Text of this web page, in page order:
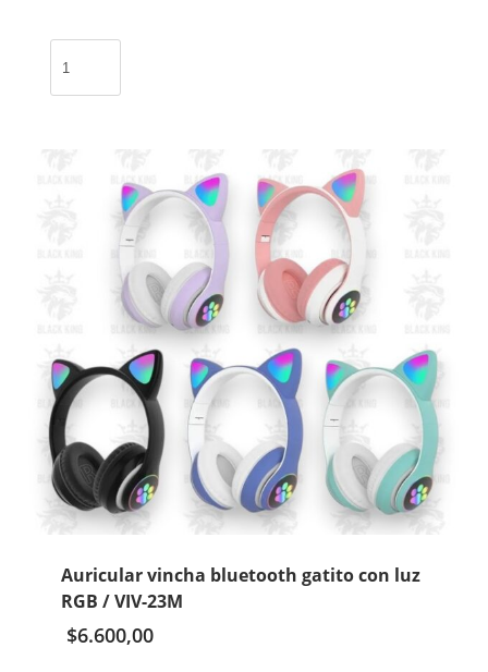
bluetooth
Auricular vincha bluetooth gatito con luz
RGB / VIV-23M
$6.600,00